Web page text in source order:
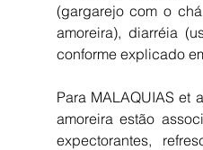
(gargarejo com o
amoreira), diarréia
conforme explicado
Para MALAQUIAS et
amoreira estão
expectorantes,